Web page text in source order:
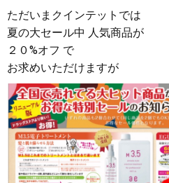
ただいまクインテットでは
夏の大セール中 人気商品が
２０%オフ で
お求めいただけますが